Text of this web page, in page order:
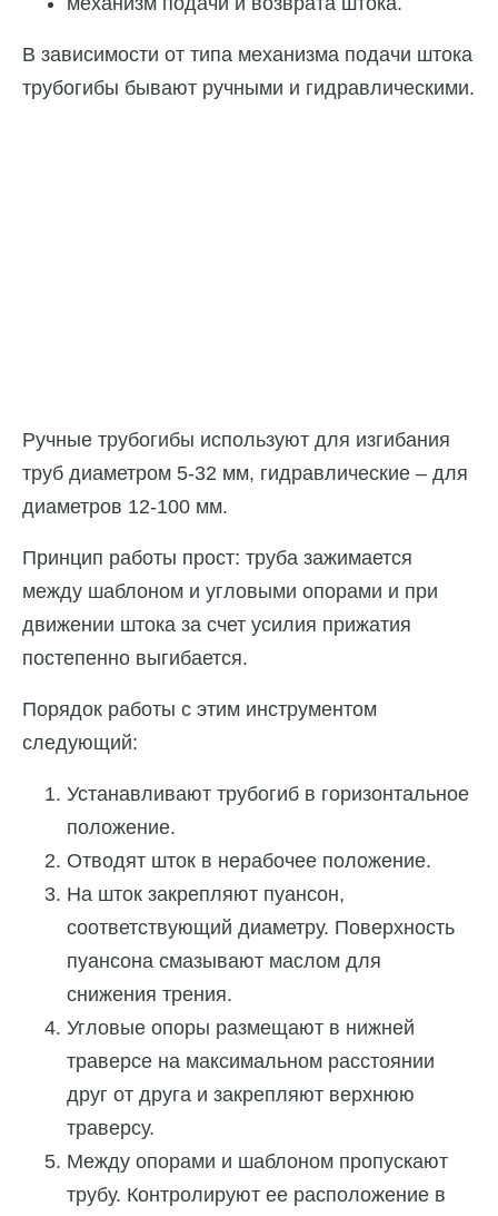
В зависимости от типа механизма подачи штока
трубогибы бывают ручными и гидравлическими.
Ручные трубогибы используют для изгибания
труб диаметром 5-32 мм, гидравлические – для
диаметров 12-100 мм.
Принцип работы прост: труба зажимается
между шаблоном и угловыми опорами и при
движении штока за счет усилия прижатия
постепенно выгибается.
Порядок работы с этим инструментом
следующий:
Устанавливают трубогиб в горизонтальное
положение.
Отводят шток в нерабочее положение.
На шток закрепляют пуансон,
соответствующий диаметру. Поверхность
пуансона смазывают маслом для
снижения трения.
Угловые опоры размещают в нижней
траверсе на максимальном расстоянии
друг от друга и закрепляют верхнюю
траверсу.
Между опорами и шаблоном пропускают
трубу. Контролируют ее расположение в